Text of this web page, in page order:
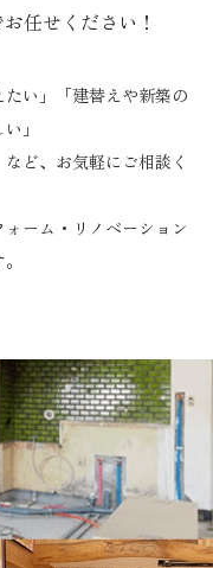
任せください！
たい」「建替えや新築の
」
ど、お気軽にご相談く
ーム・リノベーション